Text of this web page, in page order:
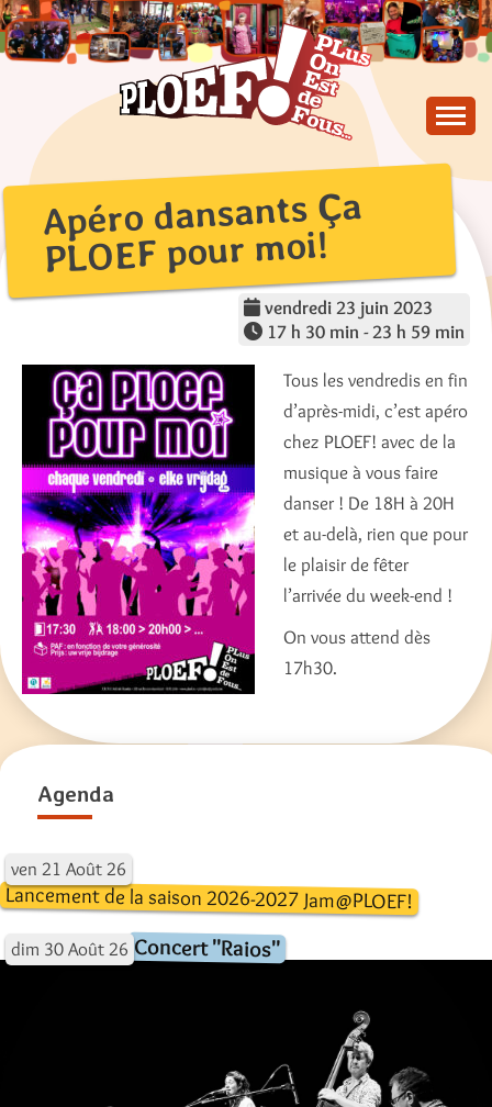
Skip
to
content
PLOEF!
Apéro dansants Ça
PLOEF pour moi!
vendredi 23 juin 2023
17 h 30 min - 23 h 59 min
Tous les vendredis en fin
d’après-midi, c’est apéro
chez PLOEF! avec de la
musique à vous faire
danser ! De 18H à 20H
et au-delà, rien que pour
le plaisir de fêter
l’arrivée du week-end !
On vous attend dès
17h30.
Agenda
ven 21 Août 26
Lancement de la saison 2026-2027 Jam@PLOEF!
dim 30 Août 26 Concert "Raios"